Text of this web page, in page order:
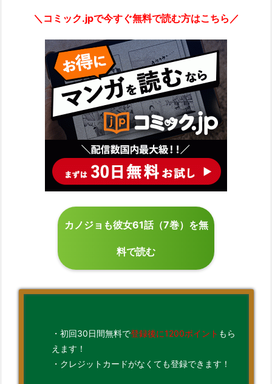
＼コミック.jpで今すぐ無料で読む方はこちら／
カノジョも彼女61話（7巻）を無
料で読む
・初回30日間無料で登録後に1200ポイント もら
えます！
・クレジットカードがなくても登録できます！